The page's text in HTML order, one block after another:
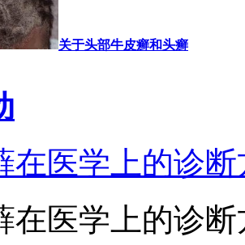
关于头部牛皮癣和头癣
在医学上的诊断
在医学上的诊